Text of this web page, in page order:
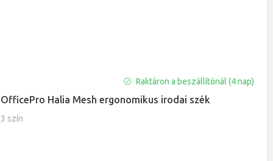
OfficePro Halia Mesh ergonomikus irodai szék
3 szín
Raktáron a beszállítónál (4 nap)